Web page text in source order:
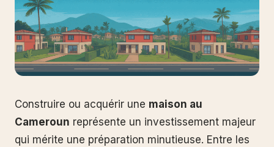
Construire ou acquérir une maison au
Cameroun représente un investissement majeur
qui mérite une préparation minutieuse. Entre les